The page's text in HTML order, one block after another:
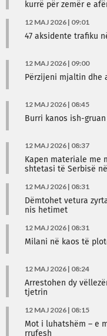
kurrë për zemër e
12 MAJ 2026 | 09:01
47 aksidente trafiku
12 MAJ 2026 | 09:00
Përzijeni mjaltin dhe
12 MAJ 2026 | 08:45
Burri kanos ish-
12 MAJ 2026 | 08:37
Kapen materiale me
shtetasi të Serbisë
12 MAJ 2026 | 08:31
Dëmtohet vetura
nis hetimet
12 MAJ 2026 | 08:31
Milani në kaos të
12 MAJ 2026 | 08:24
Arrestohen dy
tjetrin
12 MAJ 2026 | 08:15
Mot i luhatshëm – e
rrufesh